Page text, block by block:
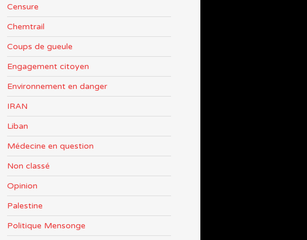
Censure
Chemtrail
Coups de gueule
Engagement citoyen
Environnement en danger
IRAN
Liban
Médecine en question
Non classé
Opinion
Palestine
Politique Mensonge